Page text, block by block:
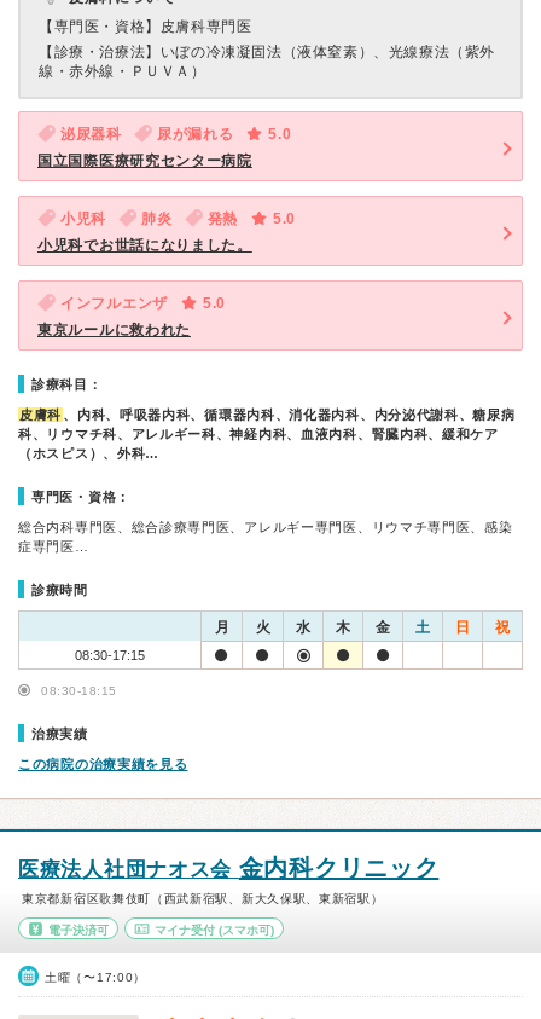
【専門医・資格】 皮膚科専門医
【診療・治療法】 いぼの冷凍凝固法（液体窒素）、光線療法（紫外
線・赤外線・ＰＵＶＡ）
泌尿器科 尿が漏れる
5.0
国立国際医療研究センター病院
小児科 肺炎 発熱
5.0
小児科でお世話になりました。
インフルエンザ
5.0
東京ルールに救われた
診療科目：
皮膚科 、内科、呼吸器内科、循環器内科、消化器内科、内分泌代謝科、糖尿病
科、リウマチ科、アレルギー科、神経内科、血液内科、腎臓内科、緩和ケア
（ホスピス）、外科…
専門医・資格：
総合内科専門医、総合診療専門医、アレルギー専門医、リウマチ専門医、感染
症専門医…
診療時間
月 火 水 木 金 土 日 祝
08:30-17:15
08:30-18:15
治療実績
この病院の治療実績を見る
医療法人社団ナオス会 金内科クリニック
東京都新宿区歌舞伎町（西武新宿駅、新大久保駅、東新宿駅）
電子決済可 マイナ受付(スマホ可)
土曜（〜17:00）